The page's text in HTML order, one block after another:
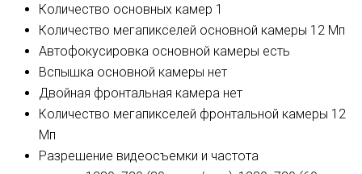
Количество основных камер 1
Количество мегапикселей основной камеры 12 Мп
Автофокусировка основной камеры есть
Вспышка основной камеры нет
Двойная фронтальная камера нет
Количество мегапикселей фронтальной камеры 12
Мп
Разрешение видеосъемки и частота